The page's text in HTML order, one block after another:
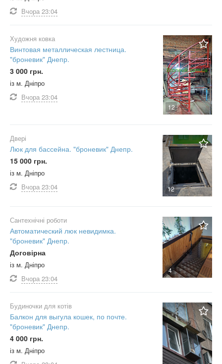
Вчора 23:04
12
Художня ковка
Винтовая металлическая лестница.
"броневик" Днепр.
3 000 грн.
із м. Дніпро
Вчора 23:04
12
Двері
Люк для бассейна. "броневик" Днепр.
15 000 грн.
із м. Дніпро
Вчора 23:04
4
Сантехнічні роботи
Автоматический люк невидимка.
"броневик" Днепр.
Договірна
із м. Дніпро
Вчора 23:04
Будиночки для котів
Балкон для выгула кошек, по почте.
"броневик" Днепр.
4 000 грн.
із м. Дніпро